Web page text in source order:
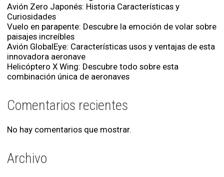
Avión Zero Japonés: Historia Características y
Curiosidades
Vuelo en parapente: Descubre la emoción de volar sobre
paisajes increíbles
Avión GlobalEye: Características usos y ventajas de esta
innovadora aeronave
Helicóptero X Wing: Descubre todo sobre esta
combinación única de aeronaves
Comentarios recientes
No hay comentarios que mostrar.
Archivo